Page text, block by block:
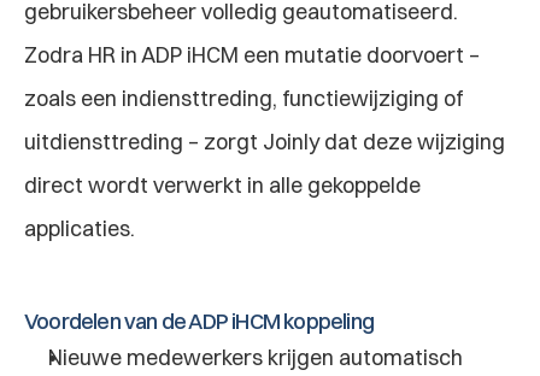
gebruikersbeheer volledig geautomatiseerd.
Zodra HR in ADP iHCM een mutatie doorvoert –
zoals een indiensttreding, functiewijziging of
uitdiensttreding – zorgt Joinly dat deze wijziging
direct wordt verwerkt in alle gekoppelde
applicaties.
Voordelen van de ADP iHCM koppeling
Nieuwe medewerkers krijgen automatisch